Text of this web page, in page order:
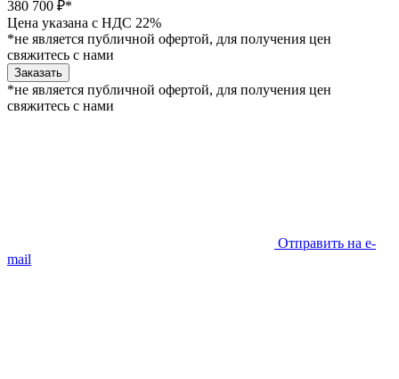
380 700 ₽*
Цена указана с НДС 22%
*не является публичной офертой, для получения цен
свяжитесь с нами
Заказать
*не является публичной офертой, для получения цен
свяжитесь с нами
Отправить на e-
mail